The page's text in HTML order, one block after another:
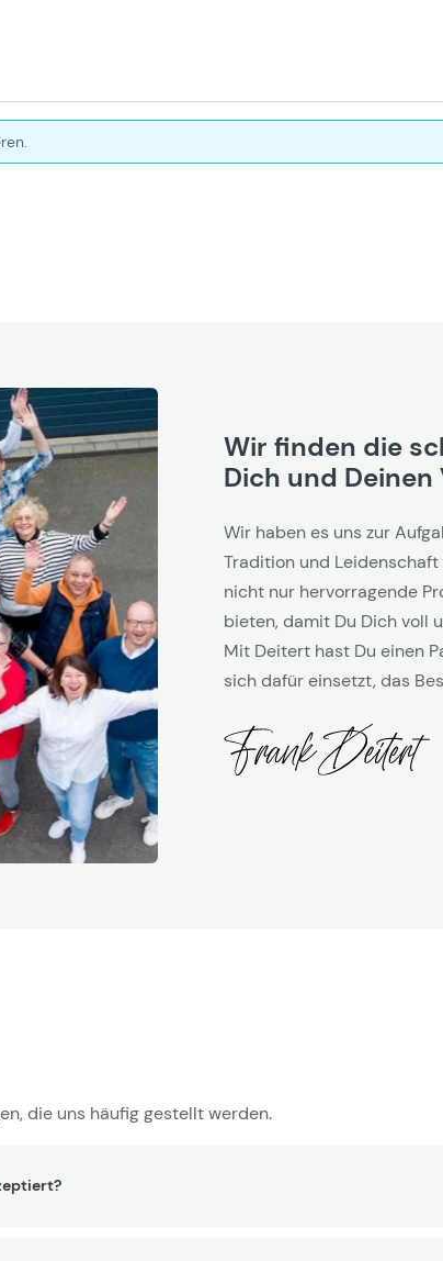
Wir finden die
Dich und Deinen
Wir haben es uns zur
Tradition und
nicht nur hervorragende
bieten, damit Du Dich voll
Mit Deitert hast Du einen
sich dafür einsetzt, das
die uns häufig gestellt werden.